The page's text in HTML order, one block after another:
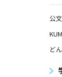
公
ど